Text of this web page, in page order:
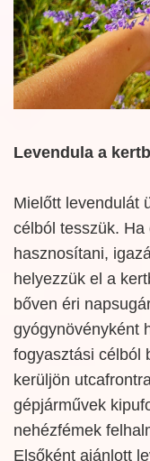
Levendula a
Mielőtt levendulát
célból tesszük.
hasznosítani,
helyezzük el a
bőven éri
gyógynövényként
fogyasztási célból
kerüljön
gépjárművek
nehézfémek
Elsőként ajánlott